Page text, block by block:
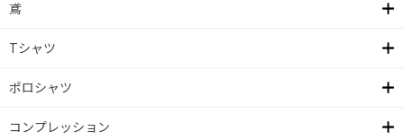
鳶
Tシャツ
ポロシャツ
コンプレッション